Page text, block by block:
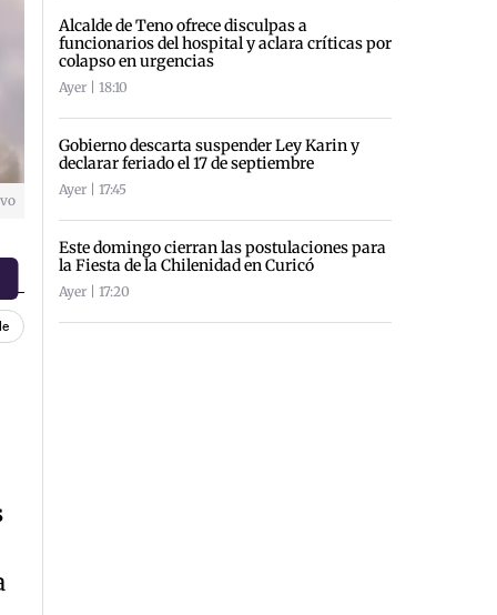
Alcalde de Teno ofrece disculpas a
funcionarios del hospital y aclara críticas por
colapso en urgencias
Ayer | 18:10
Gobierno descarta suspender Ley Karin y
declarar feriado el 17 de septiembre
Ayer | 17:45
Este domingo cierran las postulaciones para
la Fiesta de la Chilenidad en Curicó
Ayer | 17:20